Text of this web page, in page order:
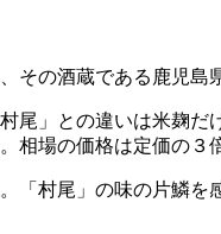
その酒蔵である鹿児島
尾」との違いは米麹
相場の価格は定価の３
「村尾」の味の片鱗